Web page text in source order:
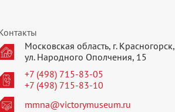
Московская область, г. Красногорск,
ул. Народного Ополчения, 15
+7 (498) 715-83-05
+7 (498) 715-83-10
mmna@victorymuseum.ru